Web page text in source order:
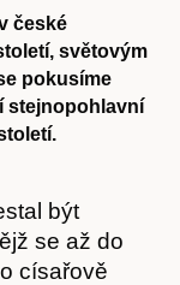
české
světovým
pokusíme
stejnopohlavní
být
se až do
císařově